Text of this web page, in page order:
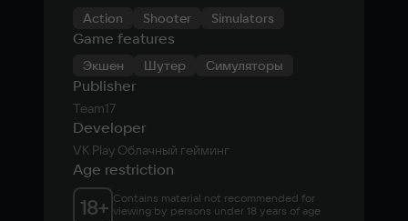
Action Shooter Simulators
Game features
Экшен Шутер Симуляторы
Publisher
Team17
Developer
VK Play Облачный гейминг
Age restriction
18+ Contains material not recommended for
viewing by persons under 18 years of age